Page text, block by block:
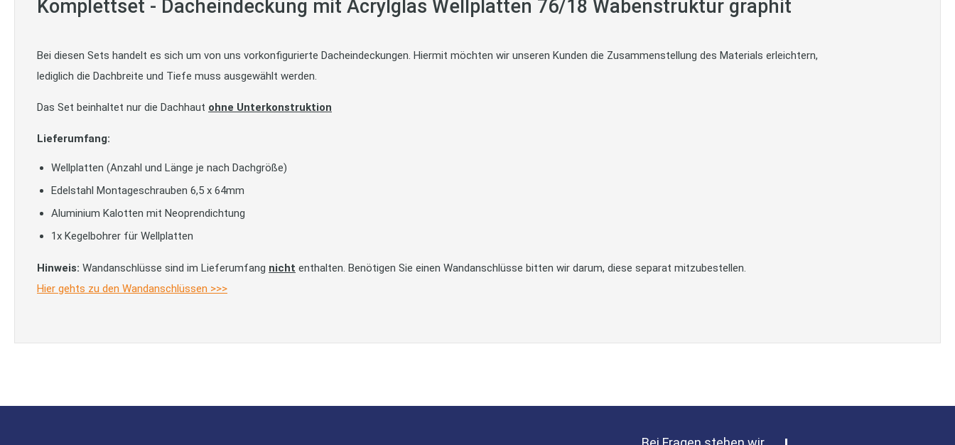
Komplettset - Dacheindeckung mit Acrylglas Wellplatten 76/18 Wabenstruktur graphit
Bei diesen Sets handelt es sich um von uns vorkonfigurierte Dacheindeckungen. Hiermit möchten wir unseren Kunden die Zusammenstellung des Materials erleichtern,
lediglich die Dachbreite und Tiefe muss ausgewählt werden.
Das Set beinhaltet nur die Dachhaut ohne Unterkonstruktion
Lieferumfang:
Wellplatten (Anzahl und Länge je nach Dachgröße)
Edelstahl Montageschrauben 6,5 x 64mm
Aluminium Kalotten mit Neoprendichtung
1x Kegelbohrer für Wellplatten
Hinweis: Wandanschlüsse sind im Lieferumfang nicht enthalten. Benötigen Sie einen Wandanschlüsse bitten wir darum, diese separat mitzubestellen.
Hier gehts zu den Wandanschlüssen >>>